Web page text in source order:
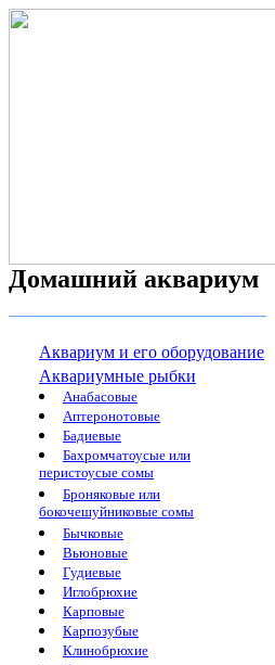
Домашний аквариум
Аквариум и его оборудование
Аквариумные рыбки
Анабасовые
Аптеронотовые
Бадиевые
Бахромчатоусые или
перистоусые сомы
Броняковые или
бокочешуйниковые сомы
Бычковые
Вьюновые
Гудиевые
Иглобрюхие
Карповые
Карпозубые
Клинобрюхие